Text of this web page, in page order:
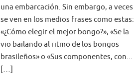
una embarcación. Sin embargo, a veces
se ven en los medios frases como estas:
«¿Cómo elegir el mejor bongo?», «Se la
vio bailando al ritmo de los bongos
brasileños» o «Sus componentes, con...
[…]